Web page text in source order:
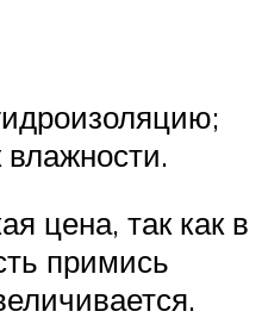
влажности.
цена, так как в
примись